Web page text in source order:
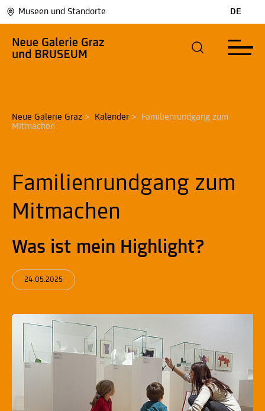
Museen und Standorte DE
Neue Galerie Graz > Kalender >
Familienrundgang zum
Mitmachen
Familienrundgang zum
Mitmachen
Was ist mein Highlight?
24.05.2025